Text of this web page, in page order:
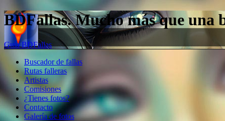
BDFallas. Mucho más que una
Guía BDFallas
Buscador de fallas
Rutas falleras
Artistas
Comisiones
¿Tienes fotos?
Contacto
Galería de fotos